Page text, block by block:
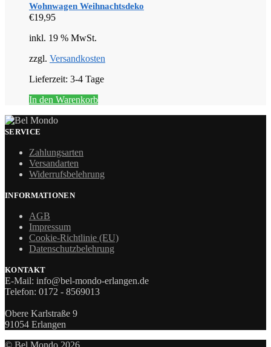
Wohnwagen Weihnachtsdeko
€19,95
inkl. 19 % MwSt.
zzgl. Versandkosten
Lieferzeit: 3-4 Tage
In den Warenkorb
SERVICE
Zahlungsarten
Versandarten
Widerrufsbelehrung
INFORMATIONEN
AGB
Impressum
Cookie-Richtlinie (EU)
Datenschutzbelehrung
KONTAKT
E-Mail: info@bel-mondo-erlangen.de
Telefon: 0172 - 8569013
Obere Karlstraße 9
91054 Erlangen
© Bel Mondo 2026